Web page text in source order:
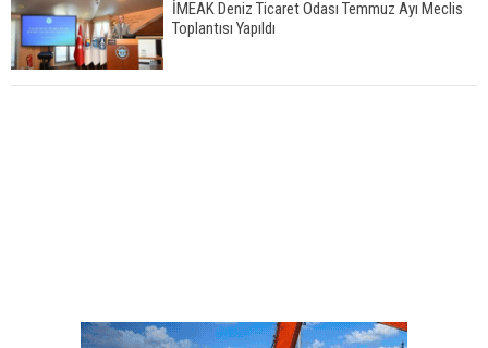
İMEAK Deniz Ticaret Odası Temmuz Ayı Meclis
Toplantısı Yapıldı